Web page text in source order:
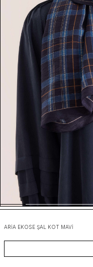
ARIA EKOSE ŞAL KOT MAVI